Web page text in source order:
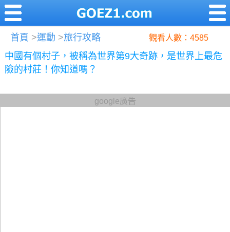
首頁 >運動 >旅行攻略 觀看人數：4585
中國有個村子，被稱為世界第9大奇跡，是世界上最危
險的村莊！你知道嗎？
google廣告